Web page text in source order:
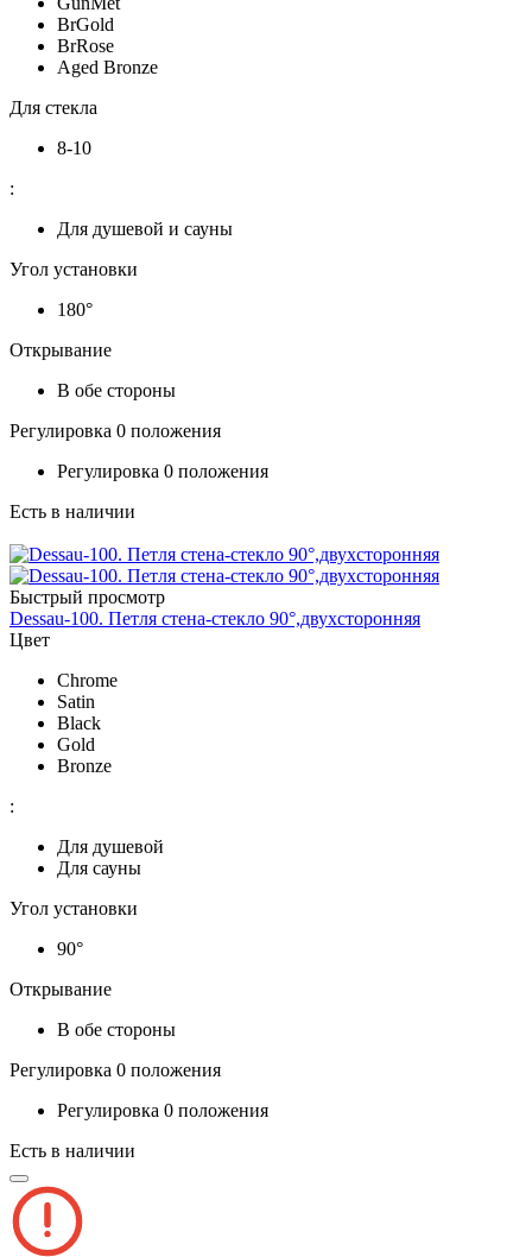
BrGold
BrRose
Aged Bronze
Для стекла
8-10
:
Для душевой и сауны
Угол установки
180°
Открывание
В обе стороны
Регулировка 0 положения
Регулировка 0 положения
Есть в наличии
Быстрый просмотр
Dessau-100. Петля стена-стекло 90°,двухсторонняя
Цвет
Chrome
Satin
Black
Gold
Bronze
:
Для душевой
Для сауны
Угол установки
90°
Открывание
В обе стороны
Регулировка 0 положения
Регулировка 0 положения
Есть в наличии